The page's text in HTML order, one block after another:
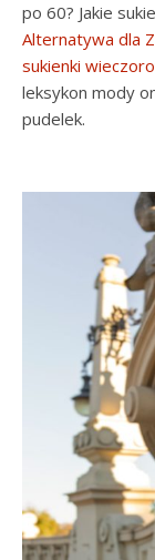
po 60? Jakie
Alternatywa dla
sukienki
leksykon mody
pudelek.